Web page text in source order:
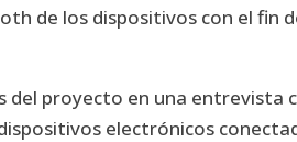
de los dispositivos con el fin
del proyecto en una entrevista
electrónicos